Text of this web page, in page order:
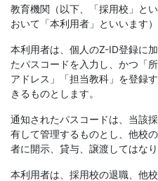
教育機関（以下、「採用校」と
おいて「本利用者」といいます
本利用者は、個人のZ-ID登録に
たパスコードを入力し、かつ「
アドレス」「担当教科」を登録
きるものとします。
通知されたパスコードは、当該
有して管理するものとし、他校
者に開示、貸与、譲渡してはなり
本利用者は、採用校の退職、他